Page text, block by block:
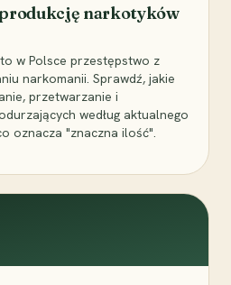
produkcję narkotyków
w Polsce przestępstwo z
narkomanii. Sprawdź, jakie
przetwarzanie i
według aktualnego
oznacza "znaczna ilość".